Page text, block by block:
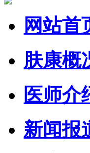
网站首
肤康概
医师介
新闻报